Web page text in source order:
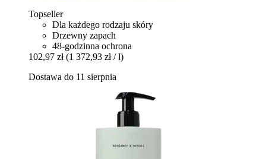
Topseller
Dla każdego rodzaju skóry
Drzewny zapach
48-godzinna ochrona
102,97 zł (1 372,93 zł / l)
Dostawa do 11 sierpnia